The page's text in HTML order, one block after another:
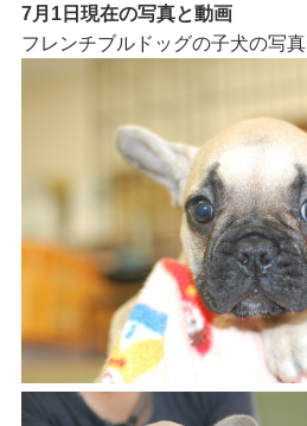
7月1日現在の写真と動画
フレンチブルドッグの子犬の写真